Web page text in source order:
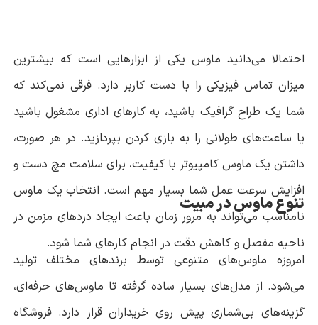
احتمالا می‌دانید ماوس یکی از ابزارهایی است که بیشترین
میزان تماس فیزیکی را با دست کاربر دارد. فرقی نمی‌کند که
شما یک طراح گرافیک باشید، به کارهای اداری مشغول باشید
یا ساعت‌های طولانی را به بازی کردن بپردازید. در هر صورت،
داشتن یک ماوس کامپیوتر با کیفیت، برای سلامت مچ دست و
افزایش سرعت عمل شما بسیار مهم است. انتخاب یک ماوس
نامناسب می‌تواند به مرور زمان باعث ایجاد دردهای مزمن در
ناحیه مفصل و کاهش دقت در انجام کارهای شما شود.
تنوع ماوس در مبیت
امروزه ماوس‌های متنوعی توسط برندهای مختلف تولید
می‌شود. از مدل‌های بسیار ساده گرفته تا ماوس‌های حرفه‌ای،
گزینه‌های بی‌شماری پیش روی خریداران قرار دارد. فروشگاه